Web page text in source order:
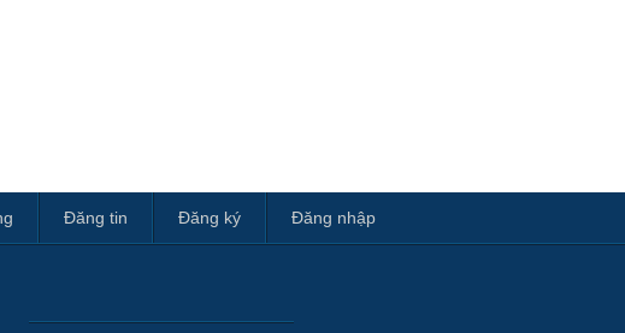
Đăng tin Đăng ký Đăng nhập